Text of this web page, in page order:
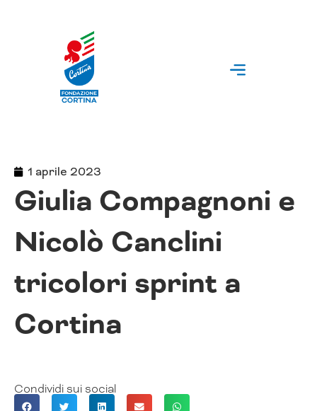
1 aprile 2023
Giulia Compagnoni e
Nicolò Canclini
tricolori sprint a
Cortina
Condividi sui social